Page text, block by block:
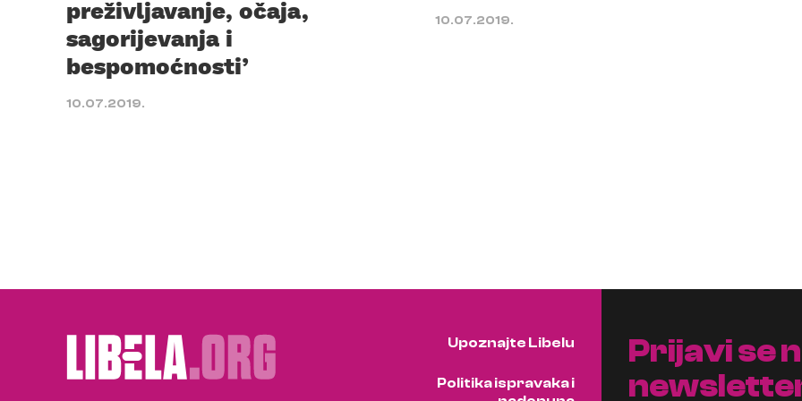
preživljavanje, očaja,
sagorijevanja i
bespomoćnosti’
10.07.2019.
10.07.2019.
Upoznajte Libelu
Politika ispravaka i
Prijavi se